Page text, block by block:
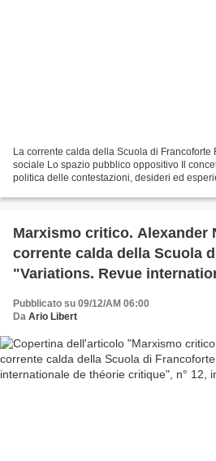
La corrente calda della Scuola di Francoforte
sociale Lo spazio pubblico oppositivo Il
politica delle contestazioni, desideri ed
Marxismo critico. Alexander
corrente calda della Scuola
"Variations. Revue
Pubblicato su 09/12/AM 06:00
Da Ario Libert